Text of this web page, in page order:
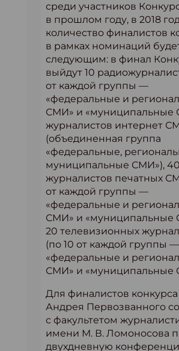
среди участников
в прошлом году, в 2018
количество финалистов
в рамках номинаций
следующим: в финал
выйдут 10
от каждой группы —
«федеральные и
СМИ» и «муниципальные
журналистов интернет
(объединенная группа
«федеральные,
муниципальные СМИ»), 40
журналистов печатных
от каждой группы —
«федеральные и
СМИ» и «муниципальные
20 телевизионных
(по 10 от каждой группы —
«федеральные и
СМИ» и «муниципальные
Для финалистов
Андрея Первозванного
с факультетом
имени М. В. Ломоносова
двухдневную